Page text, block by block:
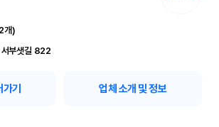
개)
서부샛길 822
기 업체 소개 및 정보